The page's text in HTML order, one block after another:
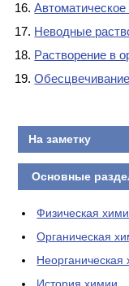
Автоматическое
Неводные
Растворение в
На заметку
Основные
Физическая
Органическая
Неорганическая